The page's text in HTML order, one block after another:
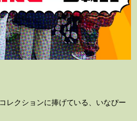
レクションに捧げている、いなぴー